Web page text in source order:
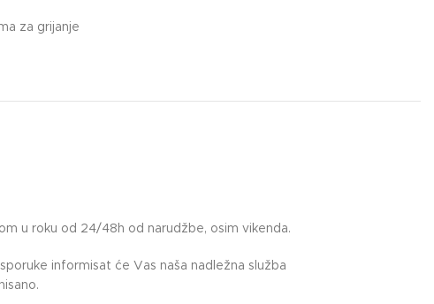
za grijanje
u roku od 24/48h od narudžbe, osim vikenda.
informisat će Vas naša nadležna služba